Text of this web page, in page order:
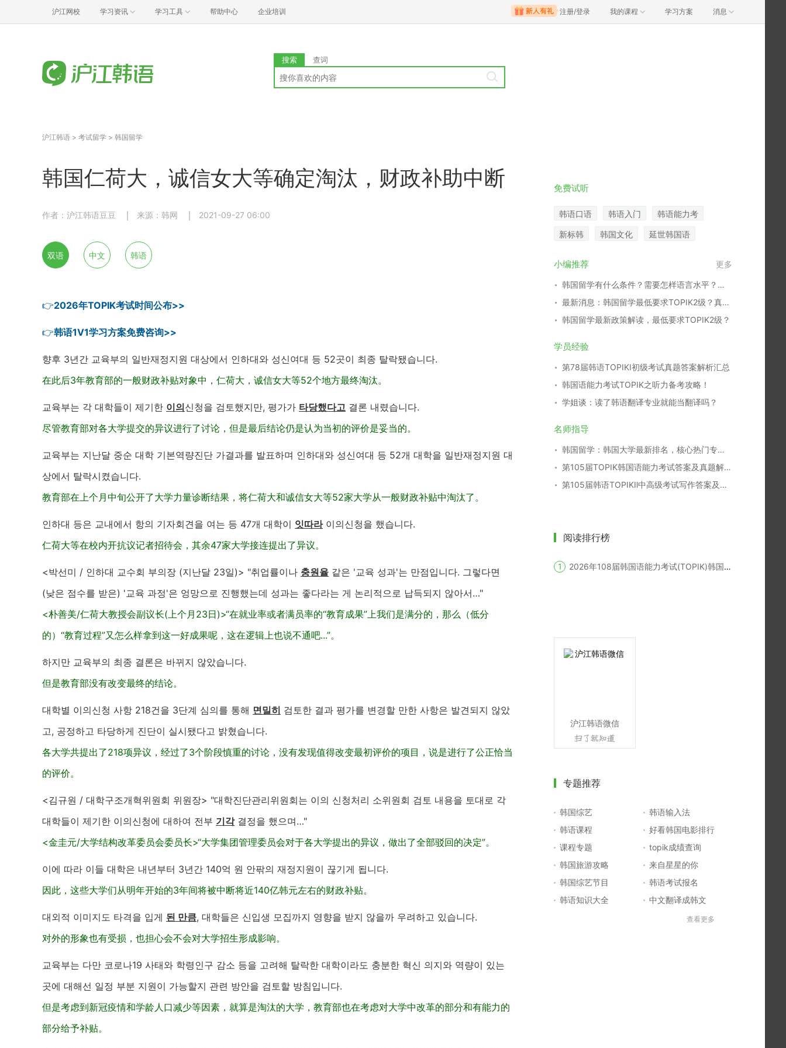
沪江网校 学习资讯 学习工具 帮助中心 企业培训 注册/登录 我的课程 学习方案 消息
搜索 查词
沪江韩语 > 考试留学 > 韩国留学
韩国仁荷大，诚信女大等确定淘汰，财政补助中断
作者：沪江韩语豆豆 来源：韩网 2021-09-27 06:00
双语 中文 韩语
👉2026年TOPIK考试时间公布>>
👉韩语1V1学习方案免费咨询>>
향후 3년간 교육부의 일반재정지원 대상에서 인하대와 성신여대 등 52곳이 최종 탈락됐습니다.
在此后3年教育部的一般财政补贴对象中，仁荷大，诚信女大等52个地方最终淘汰。
교육부는 각 대학들이 제기한 이의신청을 검토했지만, 평가가 타당했다고 결론 내렸습니다.
尽管教育部对各大学提交的异议进行了讨论，但是最后结论仍是认为当初的评价是妥当的。
교육부는 지난달 중순 대학 기본역량진단 가결과를 발표하며 인하대와 성신여대 등 52개 대학을 일반재정지원 대
상에서 탈락시켰습니다.
教育部在上个月中旬公开了大学力量诊断结果，将仁荷大和诚信女大等52家大学从一般财政补贴中淘汰了。
인하대 등은 교내에서 항의 기자회견을 여는 등 47개 대학이 잇따라이의신청을 했습니다.
仁荷大等在校内开抗议记者招待会，其余47家大学接连提出了异议。
<박선미 / 인하대 교수회 부의장 (지난달 23일)> "취업률이나 충원율 같은 '교육 성과'는 만점입니다. 그렇다면
(낮은 점수를 받은) '교육 과정'은 엉망으로 진행했는데 성과는 좋다라는 게 논리적으로 납득되지 않아서…"
<朴善美/仁荷大教授会副议长(上个月23日)>“在就业率或者满员率的“教育成果”上我们是满分的，那么（低分
的）“教育过程”又怎么样拿到这一好成果呢，这在逻辑上也说不通吧...”。
하지만 교육부의 최종 결론은 바뀌지 않았습니다.
但是教育部没有改变最终的结论。
대학별 이의신청 사항 218건을 3단계 심의를 통해 면밀히 검토한 결과 평가를 변경할 만한 사항은 발견되지 않았
고, 공정하고 타당하게 진단이 실시됐다고 밝혔습니다.
各大学共提出了218项异议，经过了3个阶段慎重的讨论，没有发现值得改变最初评价的项目，说是进行了公正恰当
的评价。
<김규원 / 대학구조개혁위원회 위원장> "대학진단관리위원회는 이의 신청처리 소위원회 검토 내용을 토대로 각
대학들이 제기한 이의신청에 대하여 전부 기각결정을 했으며…"
<金圭元/大学结构改革委员会委员长>“大学集团管理委员会对于各大学提出的异议，做出了全部驳回的决定”。
이에 따라 이들 대학은 내년부터 3년간 140억 원 안팎의 재정지원이 끊기게 됩니다.
因此，这些大学们从明年开始的3年间将被中断将近140亿韩元左右的财政补贴。
대외적 이미지도 타격을 입게 된 만큼, 대학들은 신입생 모집까지 영향을 받지 않을까 우려하고 있습니다.
对外的形象也有受损，也担心会不会对大学招生形成影响。
교육부는 다만 코로나19 사태와 학령인구 감소 등을 고려해 탈락한 대학이라도 충분한 혁신 의지와 역량이 있는
곳에 대해선 일정 부분 지원이 가능할지 관련 방안을 검토할 방침입니다.
但是考虑到新冠疫情和学龄人口减少等因素，就算是淘汰的大学，教育部也在考虑对大学中改革的部分和有能力的
部分给予补贴。
免费试听
韩语口语 韩语入门 韩语能力考
新标韩 韩国文化 延世韩国语
小编推荐 更多
韩国留学有什么条件？需要怎样语言水平？（超全解读）
最新消息：韩国留学最低要求TOPIK2级？真的吗？
韩国留学最新政策解读，最低要求TOPIK2级？
学员经验
第78届韩语TOPIKⅠ初级考试真题答案解析汇总
韩国语能力考试TOPIK之听力备考攻略！
学姐谈：读了韩语翻译专业就能当翻译吗？
名师指导
韩国留学：韩国大学最新排名，核心热门专业分析
第105届TOPIK韩国语能力考试答案及真题解析汇总
第105届韩语TOPIKⅡ中高级考试写作答案及真题解析
阅读排行榜
2026年108届韩国语能力考试(TOPIK)韩国报名时间
沪江韩语微信
专题推荐
韩国综艺
韩语输入法
韩语课程
好看韩国电影排行
课程专题
topik成绩查询
韩国旅游攻略
来自星星的你
韩国综艺节目
韩语考试报名
韩语知识大全
中文翻译成韩文
查看更多